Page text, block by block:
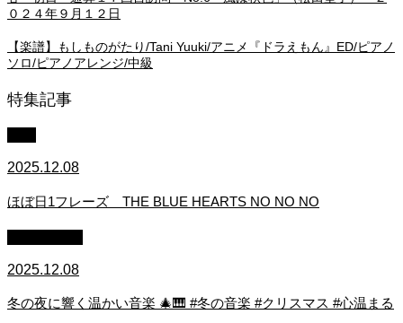
０２４年９月１２日
【楽譜】もしものがたり/Tani Yuuki/アニメ『ドラえもん』ED/ピアノ
ソロ/ピアノアレンジ/中級
特集記事
2025.12.08
ほぼ日1フレーズ THE BLUE HEARTS NO NO NO
2025.12.08
冬の夜に響く温かい音楽 🎄🎹 #冬の音楽 #クリスマス #心温まる